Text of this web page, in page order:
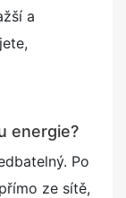
a
energie?
Po
ze sítě,